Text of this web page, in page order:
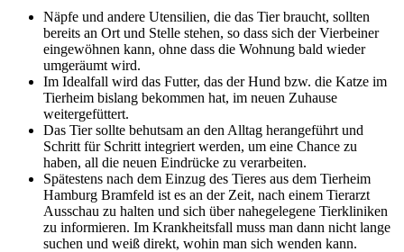
Näpfe und andere Utensilien, die das Tier braucht, sollten
bereits an Ort und Stelle stehen, so dass sich der Vierbeiner
eingewöhnen kann, ohne dass die Wohnung bald wieder
umgeräumt wird.
Im Idealfall wird das Futter, das der Hund bzw. die Katze im
Tierheim bislang bekommen hat, im neuen Zuhause
weitergefüttert.
Das Tier sollte behutsam an den Alltag herangeführt und
Schritt für Schritt integriert werden, um eine Chance zu
haben, all die neuen Eindrücke zu verarbeiten.
Spätestens nach dem Einzug des Tieres aus dem Tierheim
Hamburg Bramfeld ist es an der Zeit, nach einem Tierarzt
Ausschau zu halten und sich über nahegelegene Tierkliniken
zu informieren. Im Krankheitsfall muss man dann nicht lange
suchen und weiß direkt, wohin man sich wenden kann.